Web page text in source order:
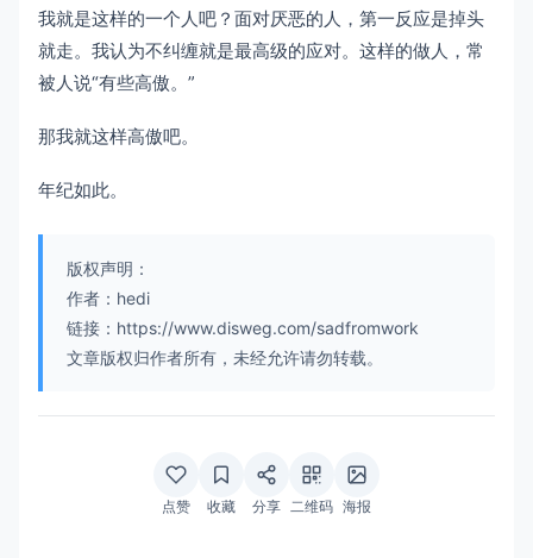
我就是这样的一个人吧？面对厌恶的人，第一反应是掉头
就走。我认为不纠缠就是最高级的应对。这样的做人，常
被人说“有些高傲。”
那我就这样高傲吧。
年纪如此。
版权声明：
作者：hedi
链接：https://www.disweg.com/sadfromwork
文章版权归作者所有，未经允许请勿转载。
点赞 收藏 分享 二维码 海报